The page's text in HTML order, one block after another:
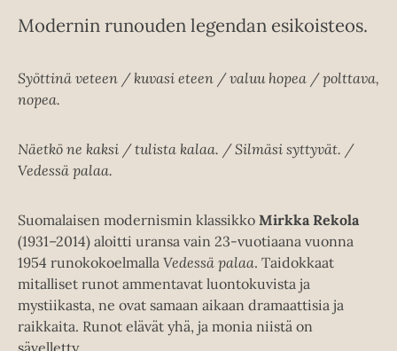
Modernin runouden legendan esikoisteos.
Syöttinä veteen / kuvasi eteen / valuu hopea / polttava,
nopea.
Näetkö ne kaksi / tulista kalaa. / Silmäsi syttyvät. /
Vedessä palaa.
Suomalaisen modernismin klassikko Mirkka Rekola
(1931–2014) aloitti uransa vain 23-vuotiaana vuonna
1954 runokokoelmalla Vedessä palaa. Taidokkaat
mitalliset runot ammentavat luontokuvista ja
mystiikasta, ne ovat samaan aikaan dramaattisia ja
raikkaita. Runot elävät yhä, ja monia niistä on